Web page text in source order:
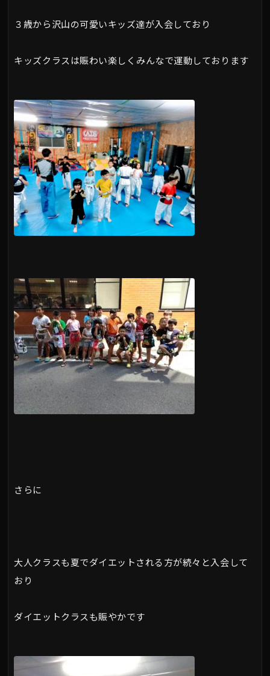
３歳から沢山の可愛いキッズ達が入会しており
キッズクラスは賑わい楽しくみんなで運動しております
さらに
大人クラスも夏でダイエットされる方が続々と入会して
おり
ダイエットクラスも賑やかです